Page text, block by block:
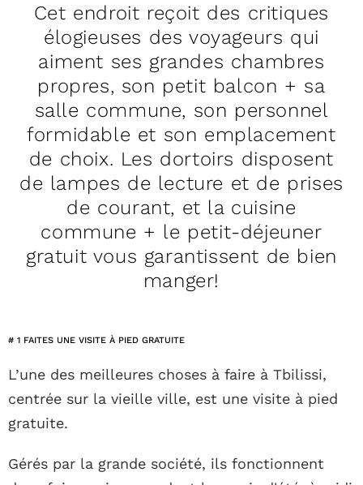
Cet endroit reçoit des critiques
élogieuses des voyageurs qui
aiment ses grandes chambres
propres, son petit balcon + sa
salle commune, son personnel
formidable et son emplacement
de choix. Les dortoirs disposent
de lampes de lecture et de prises
de courant, et la cuisine
commune + le petit-déjeuner
gratuit vous garantissent de bien
manger!
# 1 FAITES UNE VISITE À PIED GRATUITE
L’une des meilleures choses à faire à Tbilissi,
centrée sur la vieille ville, est une visite à pied
gratuite.
Gérés par la grande société, ils fonctionnent